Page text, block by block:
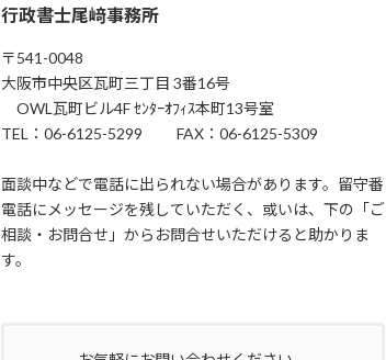
行政書士尾﨑事務所
〒541-0048
大阪市中央区瓦町三丁目 3番16号
OWL瓦町ビル4F ｾﾝﾀｰｵﾌｨｽ本町13号室
TEL：06-6125-5299 FAX：06-6125-5309
面談中などで電話に出られない場合があります。留守番
電話にメッセージを残していただく、或いは、下の「ご
相談・お問合せ」からお問合せいただけると助かりま
す。